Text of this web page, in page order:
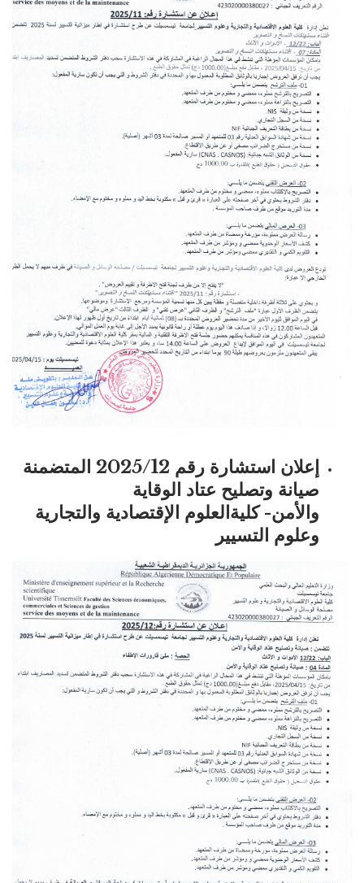
إعلان استشارة رقم 2025/12 المتضمنة
صيانة وتصليح عتاد الوقاية
والأمن-كليةالعلوم الإقتصادية والتجارية
وعلوم التسيير